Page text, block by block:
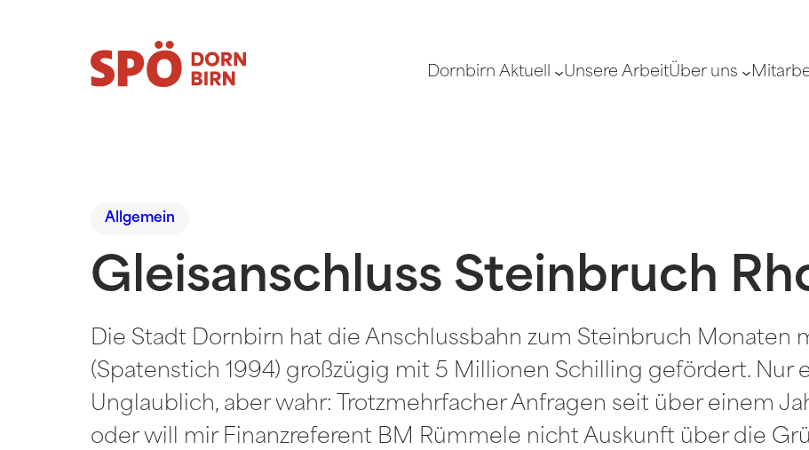
Dornbirn Aktuell Unsere ArbeitÜber uns
Allgemein
Gleisanschluss Steinbruch
Die Stadt Dornbirn hat die Anschlussbahn zum Steinbruch Monaten
(Spatenstich 1994) großzügig mit 5 Millionen Schilling gefördert. Nur
Unglaublich, aber wahr: Trotzmehrfacher Anfragen seit über einem
oder will mir Finanzreferent BM Rümmele nicht Auskunft über die